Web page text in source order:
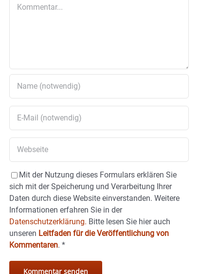
Mit der Nutzung dieses Formulars erklären Sie
sich mit der Speicherung und Verarbeitung Ihrer
Daten durch diese Website einverstanden. Weitere
Informationen erfahren Sie in der
Datenschutzerklärung. Bitte lesen Sie hier auch
unseren Leitfaden für die Veröffentlichung von
Kommentaren. *